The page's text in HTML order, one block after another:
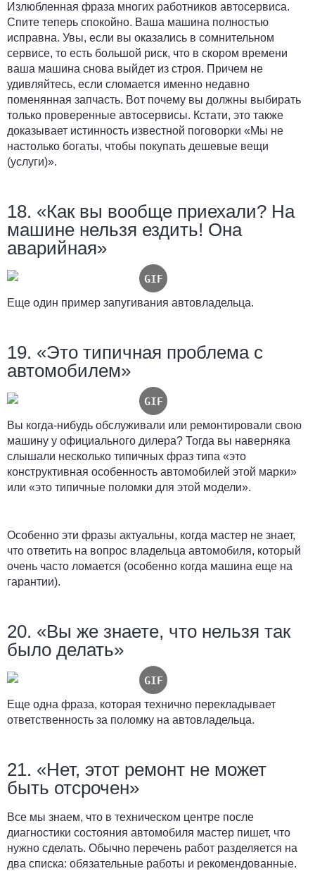
Излюбленная фраза многих работников автосервиса.
Спите теперь спокойно. Ваша машина полностью
исправна. Увы, если вы оказались в сомнительном
сервисе, то есть большой риск, что в скором времени
ваша машина снова выйдет из строя. Причем не
удивляйтесь, если сломается именно недавно
поменянная запчасть. Вот почему вы должны выбирать
только проверенные автосервисы. Кстати, это также
доказывает истинность известной поговорки «Мы не
настолько богаты, чтобы покупать дешевые вещи
(услуги)».
18. «Как вы вообще приехали? На
машине нельзя ездить! Она
аварийная»
Еще один пример запугивания автовладельца.
19. «Это типичная проблема с
автомобилем»
Вы когда-нибудь обслуживали или ремонтировали свою
машину у официального дилера? Тогда вы наверняка
слышали несколько типичных фраз типа «это
конструктивная особенность автомобилей этой марки»
или «это типичные поломки для этой модели».
Особенно эти фразы актуальны, когда мастер не знает,
что ответить на вопрос владельца автомобиля, который
очень часто ломается (особенно когда машина еще на
гарантии).
20. «Вы же знаете, что нельзя так
было делать»
Еще одна фраза, которая технично перекладывает
ответственность за поломку на автовладельца.
21. «Нет, этот ремонт не может
быть отсрочен»
Все мы знаем, что в техническом центре после
диагностики состояния автомобиля мастер пишет, что
нужно сделать. Обычно перечень работ разделяется на
два списка: обязательные работы и рекомендованные.